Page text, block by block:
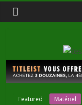
Featured Matériel